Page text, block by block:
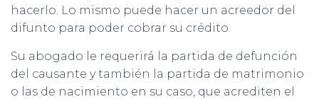
hacerlo. Lo mismo puede hacer un acreedor del
difunto para poder cobrar su crédito.
Su abogado le requerirá la partida de defunción
del causante y también la partida de matrimonio
o las de nacimiento en su caso, que acrediten el